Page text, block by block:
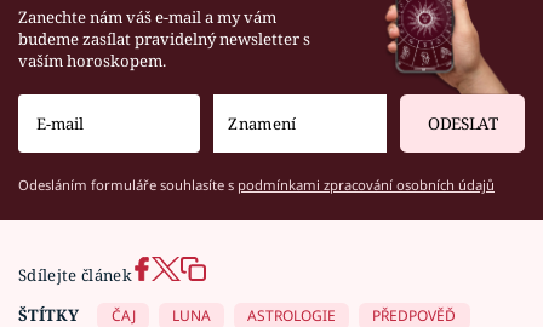
Zanechte nám váš e-mail a my vám
budeme zasílat pravidelný newsletter s
vaším horoskopem.
ODESLAT
Odesláním formuláře souhlasíte s podmínkami zpracování osobních údajů
Sdílejte článek
ŠTÍTKY
ČAJ LUNA ASTROLOGIE
PŘEDPOVĚĎ